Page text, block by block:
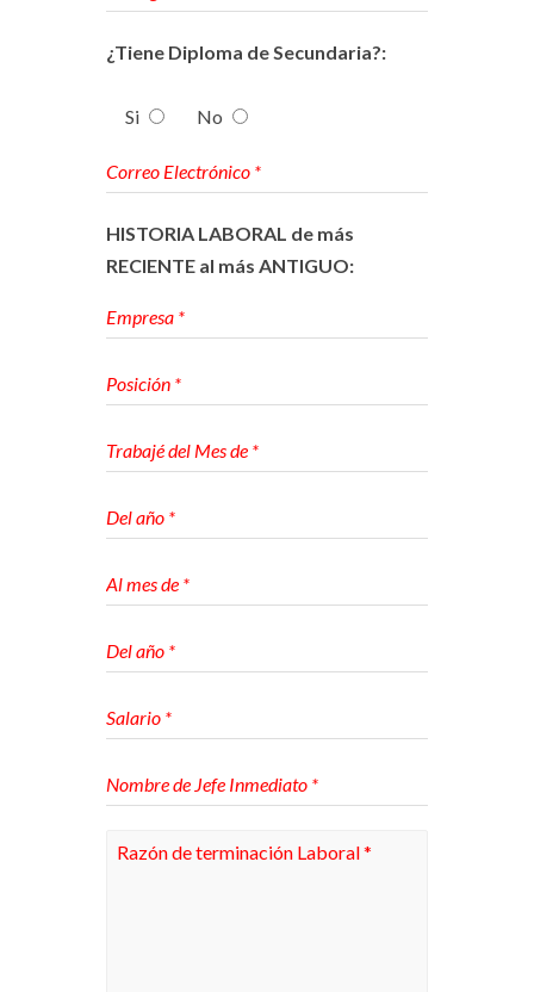
¿Tiene Diploma de Secundaria?:
Si No
HISTORIA LABORAL de más
RECIENTE al más ANTIGUO: